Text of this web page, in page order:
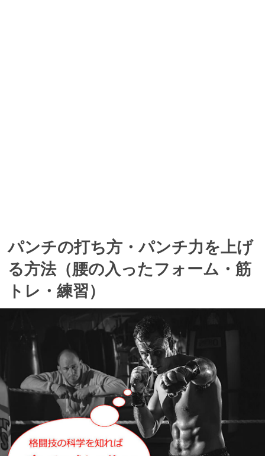
パンチの打ち方・パンチ力を上げ
る方法（腰の入ったフォーム・筋
トレ・練習）